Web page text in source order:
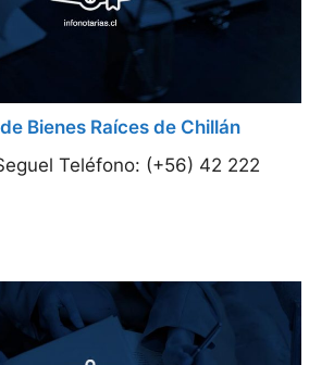
Bienes Raíces de Chillán
Teléfono: (+56) 42 222